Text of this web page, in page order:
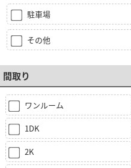
駐車場
その他
間取り
ワンルーム
1DK
2K